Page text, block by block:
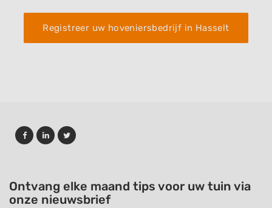
Registreer uw hoveniersbedrijf in Hasselt
Ontvang elke maand tips voor uw tuin via
onze nieuwsbrief